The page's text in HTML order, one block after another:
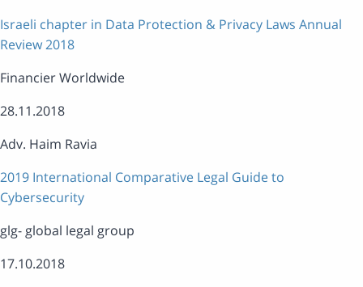
Israeli chapter in Data Protection & Privacy Laws Annual
Review 2018
Financier Worldwide
28.11.2018
Adv. Haim Ravia
2019 International Comparative Legal Guide to
Cybersecurity
glg- global legal group
17.10.2018